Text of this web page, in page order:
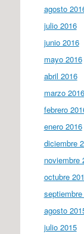
agosto
julio 2016
junio 2016
mayo 2016
abril 2016
marzo 2016
febrero
enero 2016
diciembre
noviembre
octubre
agosto
julio 2015